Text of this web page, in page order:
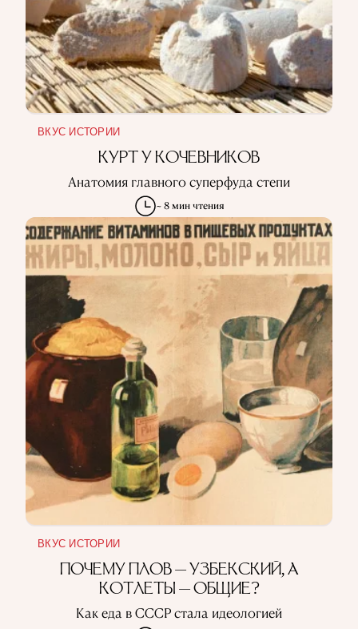
ВКУС ИСТОРИИ
КУРТ У КОЧЕВНИКОВ
Анатомия главного суперфуда степи
~ 8 мин чтения
ВКУС ИСТОРИИ
ПОЧЕМУ ПЛОВ — УЗБЕКСКИЙ, А
КОТЛЕТЫ — ОБЩИЕ?
Как еда в СССР стала идеологией